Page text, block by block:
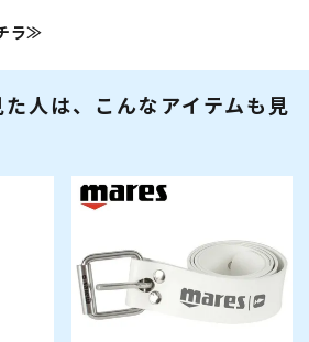
ラ≫
人は、こんなアイテムも見